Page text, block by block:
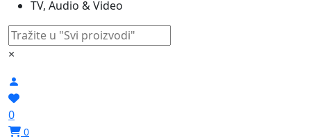
TV, Audio & Video
×
0
0